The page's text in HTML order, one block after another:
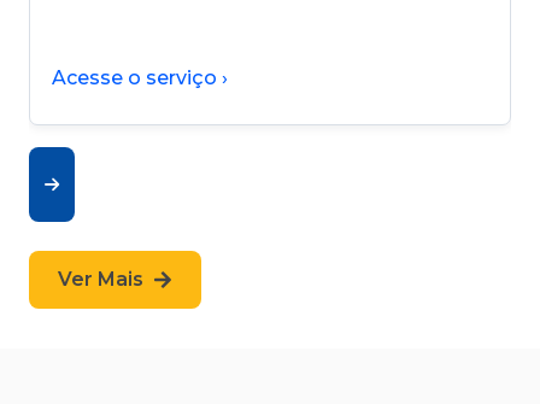
Acesse o serviço ›
Ver Mais